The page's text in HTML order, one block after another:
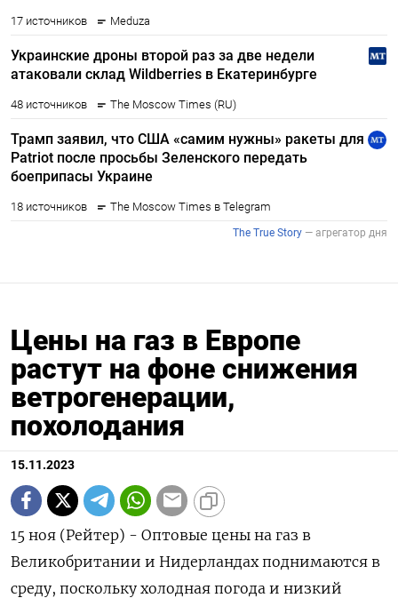
Цены на газ в Европе
растут на фоне снижения
ветрогенерации,
похолодания
15.11.2023
15 ноя (Рейтер) - Оптовые цены на газ в
Великобритании и Нидерландах поднимаются в
среду, поскольку холодная погода и низкий